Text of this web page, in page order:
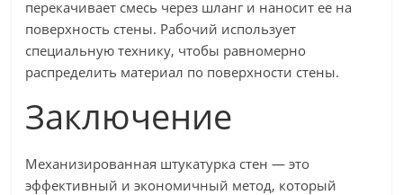
перекачивает смесь через шланг и наносит ее на
поверхность стены. Рабочий использует
специальную технику, чтобы равномерно
распределить материал по поверхности стены.
Заключение
Механизированная штукатурка стен — это
эффективный и экономичный метод, который